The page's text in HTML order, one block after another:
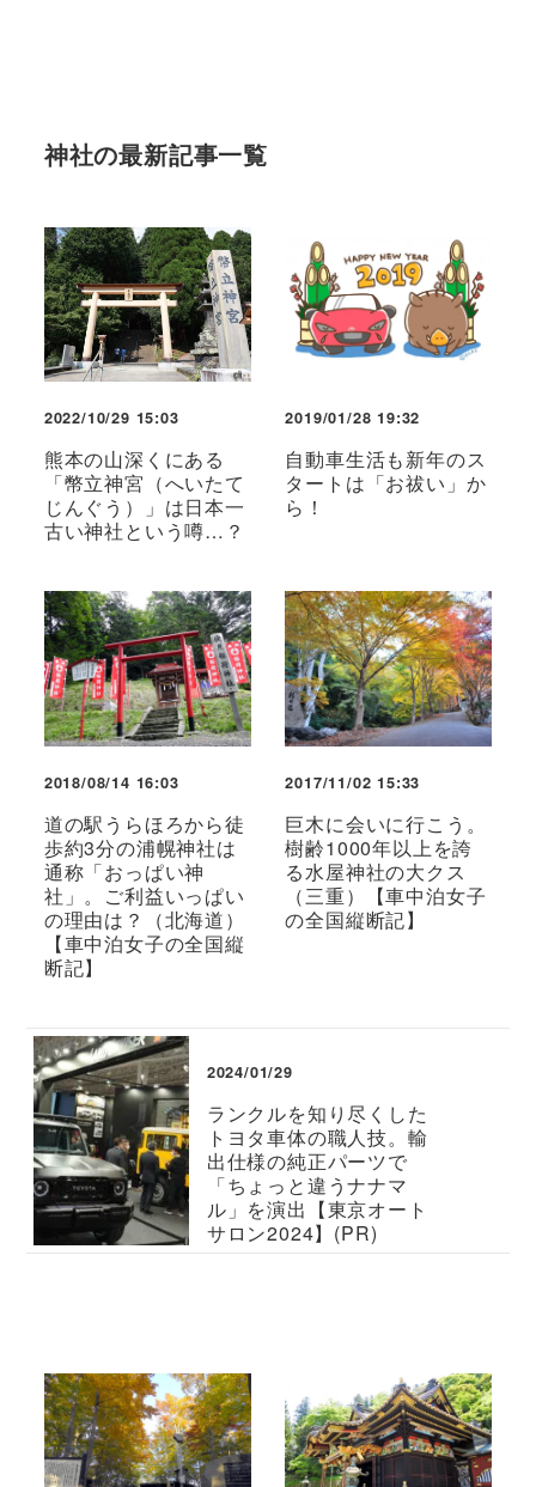
神社の最新記事一覧
2022/10/29 15:03
熊本の山深くにある
「幣立神宮（へいたて
じんぐう）」は日本一
古い神社という噂…？
2019/01/28 19:32
自動車生活も新年のス
タートは「お祓い」か
ら！
2018/08/14 16:03
道の駅うらほろから徒
歩約3分の浦幌神社は
通称「おっぱい神
社」。ご利益いっぱい
の理由は？（北海道）
【車中泊女子の全国縦
断記】
2017/11/02 15:33
巨木に会いに行こう。
樹齢1000年以上を誇
る水屋神社の大クス
（三重）【車中泊女子
の全国縦断記】
2024/01/29
ランクルを知り尽くした
トヨタ車体の職人技。輸
出仕様の純正パーツで
「ちょっと違うナナマ
ル」を演出【東京オート
サロン2024】(PR)